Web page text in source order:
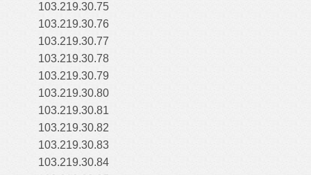
103.219.30.75
103.219.30.76
103.219.30.77
103.219.30.78
103.219.30.79
103.219.30.80
103.219.30.81
103.219.30.82
103.219.30.83
103.219.30.84